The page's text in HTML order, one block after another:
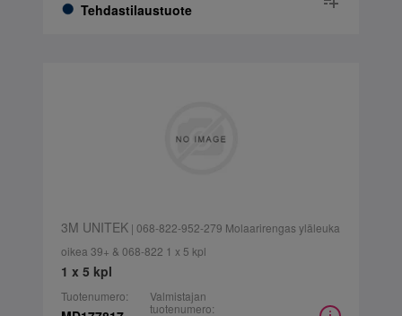
Tehdastilaustuote
3M UNITEK| 068-822-952-279 Molaarirengas yläleuka
oikea 39+ & 068-822 1 x 5 kpl
1 x 5 kpl
Tuotenumero:
Valmistajan
tuotenumero: